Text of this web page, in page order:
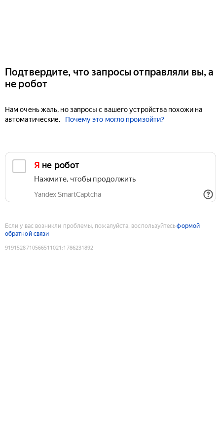
Подтвердите, что запросы отправляли вы, а
не робот
Нам очень жаль, но запросы с вашего устройства похожи на
автоматические.
Почему это могло произойти?
Я не робот
Нажмите, чтобы продолжить
Yandex SmartCaptcha
Если у вас возникли проблемы, пожалуйста, воспользуйтесьформой
обратной связи
9191528710566511021 :1786231892